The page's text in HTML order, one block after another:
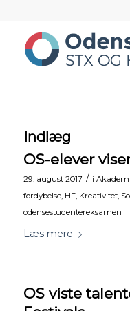
Indlæg
OS-elever
29. august 2017 / i
fordybelse, HF, Kreativitet,
odensestudentereksamen
Læs mere
OS viste